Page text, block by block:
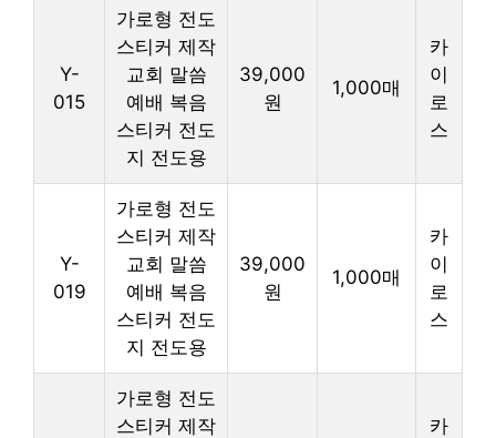
Y-
015
가로형 전도
스티커 제작
교회 말씀
예배 복음
스티커 전도
지 전도용
39,000
원
1,000매
카
이
로
스
Y-
019
가로형 전도
스티커 제작
교회 말씀
예배 복음
스티커 전도
지 전도용
39,000
원
1,000매
카
이
로
스
가로형 전도
스티커 제작
카